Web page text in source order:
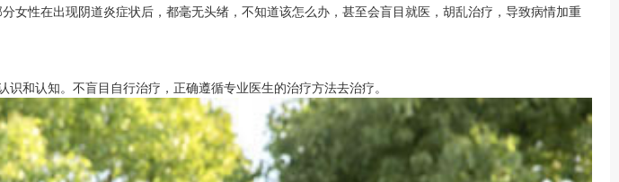
性在出现阴道炎症状后，都毫无头绪，不知道该怎么办，甚至会盲目就医，胡乱治疗，导致病情加重
认知。不盲目自行治疗，正确遵循专业医生的治疗方法去治疗。